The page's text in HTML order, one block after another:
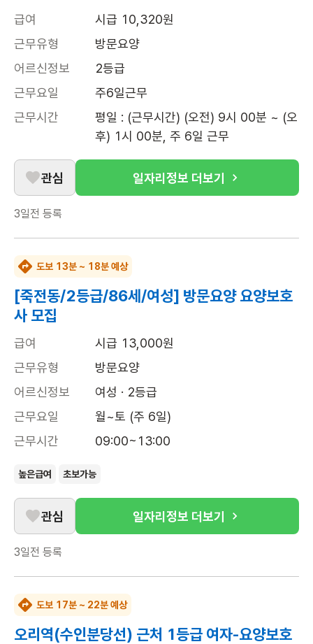
급여
시급 10,320원
근무유형
방문요양
어르신정보
2등급
근무요일
주6일근무
근무시간
평일 : (근무시간) (오전) 9시 00분 ~ (오
후) 1시 00분, 주 6일 근무
관심 일자리정보 더보기
3일전 등록
도보 13분 ~ 18분 예상
[죽전동/2등급/86세/여성] 방문요양 요양보호
사 모집
급여
시급 13,000원
근무유형
방문요양
어르신정보
여성 · 2등급
근무요일
월~토 (주 6일)
근무시간
09:00~13:00
높은급여 초보가능
관심 일자리정보 더보기
3일전 등록
도보 17분 ~ 22분 예상
오리역(수인분당선) 근처 1등급 여자-요양보호